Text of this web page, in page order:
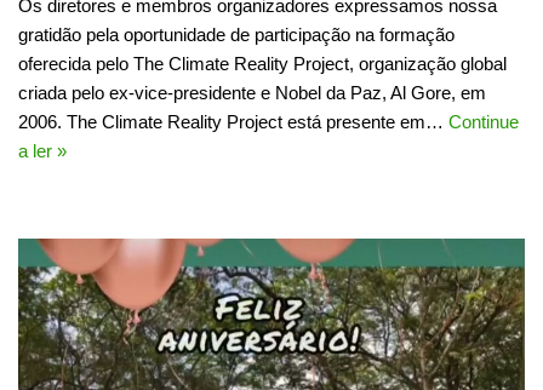
Os diretores e membros organizadores expressamos nossa
gratidão pela oportunidade de participação na formação
oferecida pelo The Climate Reality Project, organização global
criada pelo ex-vice-presidente e Nobel da Paz, Al Gore, em
2006. The Climate Reality Project está presente em… Continue
a ler »